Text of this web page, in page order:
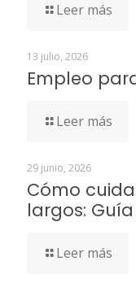
Leer más
13 julio, 2026
Empleo
Leer más
29 junio, 2026
Cómo
largos:
Leer más